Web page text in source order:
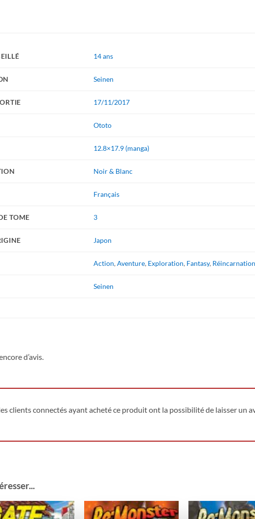
14 ans
Seinen
17/11/2017
Ototo
12.8×17.9 (manga)
Noir & Blanc
Français
TOME 3
Japon
Action,Aventure, Exploration, Fantasy, Réincarnation
Seinen
d’avis.
clients connectés ayant acheté ce produit ont la possibilité de laisser un